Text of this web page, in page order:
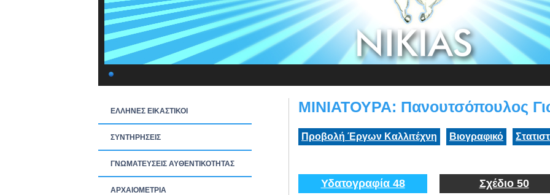
ΕΛΛΗΝΕΣ ΕΙΚΑΣΤΙΚΟΙ
ΣΥΝΤΗΡΗΣΕΙΣ
ΓΝΩΜΑΤΕΥΣΕΙΣ ΑΥΘΕΝΤΙΚΟΤΗΤΑΣ
ΑΡΧΑΙΟΜΕΤΡΙΑ
ΜΙΝΙΑΤΟΥΡΑ: Πανουτσόπουλος
Προβολή Έργων Καλλιτέχνη Βιογραφικό
Υδατογραφία 48 Σχέδιο 50